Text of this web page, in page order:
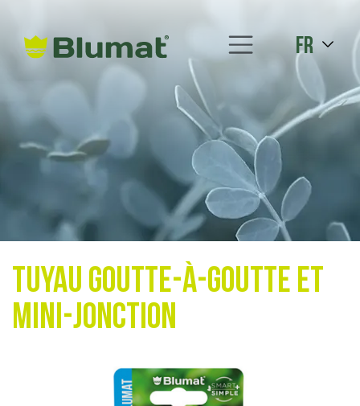
fr
Tuyau goutte-à-goutte et
mini-jonction